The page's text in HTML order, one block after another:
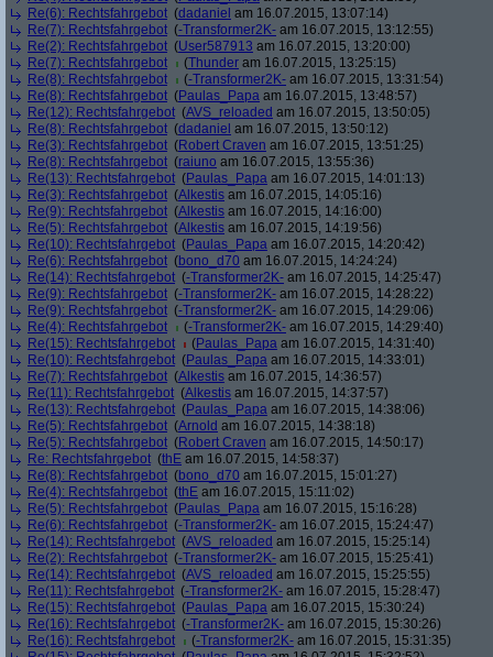
Re(6): Rechtsfahrgebot (dadaniel am 16.07.2015, 13:07:14)
Re(7): Rechtsfahrgebot (-Transformer2K- am 16.07.2015, 13:12:55)
Re(2): Rechtsfahrgebot (User587913 am 16.07.2015, 13:20:00)
Re(7): Rechtsfahrgebot
(Thunder am 16.07.2015, 13:25:15)
Re(8): Rechtsfahrgebot
(-Transformer2K- am 16.07.2015, 13:31:54)
Re(8): Rechtsfahrgebot (Paulas_Papa am 16.07.2015, 13:48:57)
Re(12): Rechtsfahrgebot (AVS_reloaded am 16.07.2015, 13:50:05)
Re(8): Rechtsfahrgebot (dadaniel am 16.07.2015, 13:50:12)
Re(3): Rechtsfahrgebot (Robert Craven am 16.07.2015, 13:51:25)
Re(8): Rechtsfahrgebot (raiuno am 16.07.2015, 13:55:36)
Re(13): Rechtsfahrgebot (Paulas_Papa am 16.07.2015, 14:01:13)
Re(3): Rechtsfahrgebot (Alkestis am 16.07.2015, 14:05:16)
Re(9): Rechtsfahrgebot (Alkestis am 16.07.2015, 14:16:00)
Re(5): Rechtsfahrgebot (Alkestis am 16.07.2015, 14:19:56)
Re(10): Rechtsfahrgebot (Paulas_Papa am 16.07.2015, 14:20:42)
Re(6): Rechtsfahrgebot (bono_d70 am 16.07.2015, 14:24:24)
Re(14): Rechtsfahrgebot (-Transformer2K- am 16.07.2015, 14:25:47)
Re(9): Rechtsfahrgebot (-Transformer2K- am 16.07.2015, 14:28:22)
Re(9): Rechtsfahrgebot (-Transformer2K- am 16.07.2015, 14:29:06)
Re(4): Rechtsfahrgebot
(-Transformer2K- am 16.07.2015, 14:29:40)
Re(15): Rechtsfahrgebot
(Paulas_Papa am 16.07.2015, 14:31:40)
Re(10): Rechtsfahrgebot (Paulas_Papa am 16.07.2015, 14:33:01)
Re(7): Rechtsfahrgebot (Alkestis am 16.07.2015, 14:36:57)
Re(11): Rechtsfahrgebot (Alkestis am 16.07.2015, 14:37:57)
Re(13): Rechtsfahrgebot (Paulas_Papa am 16.07.2015, 14:38:06)
Re(5): Rechtsfahrgebot (Arnold am 16.07.2015, 14:38:18)
Re(5): Rechtsfahrgebot (Robert Craven am 16.07.2015, 14:50:17)
Re: Rechtsfahrgebot (thE am 16.07.2015, 14:58:37)
Re(8): Rechtsfahrgebot (bono_d70 am 16.07.2015, 15:01:27)
Re(4): Rechtsfahrgebot (thE am 16.07.2015, 15:11:02)
Re(5): Rechtsfahrgebot (Paulas_Papa am 16.07.2015, 15:16:28)
Re(6): Rechtsfahrgebot (-Transformer2K- am 16.07.2015, 15:24:47)
Re(14): Rechtsfahrgebot (AVS_reloaded am 16.07.2015, 15:25:14)
Re(2): Rechtsfahrgebot (-Transformer2K- am 16.07.2015, 15:25:41)
Re(14): Rechtsfahrgebot (AVS_reloaded am 16.07.2015, 15:25:55)
Re(11): Rechtsfahrgebot (-Transformer2K- am 16.07.2015, 15:28:47)
Re(15): Rechtsfahrgebot (Paulas_Papa am 16.07.2015, 15:30:24)
Re(16): Rechtsfahrgebot (-Transformer2K- am 16.07.2015, 15:30:26)
Re(16): Rechtsfahrgebot
(-Transformer2K- am 16.07.2015, 15:31:35)